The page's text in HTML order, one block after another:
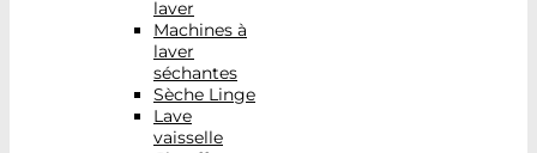
laver
Machines à
laver
séchantes
Sèche Linge
Lave
vaisselle